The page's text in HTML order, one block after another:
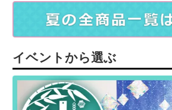
イベントから選ぶ